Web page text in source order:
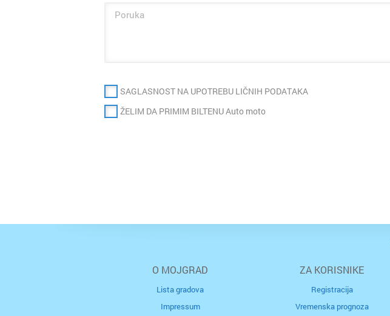
SAGLASNOST NA UPOTREBU LIČNIH PODATAKA
ŽELIM DA PRIMIM BILTENU Auto moto
O MOJGRAD
Lista gradova
Impressum
ZA KORISNIKE
Registracija
Vremenska prognoza